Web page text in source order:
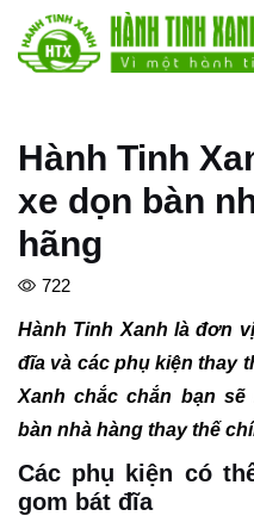
Hành Tinh
xe dọn bàn
hãng
722
Hành Tinh Xanh là đơn
đĩa và các phụ kiện thay
Xanh chắc chắn bạn
bàn nhà hàng thay thế
Các phụ kiện có
gom bát đĩa